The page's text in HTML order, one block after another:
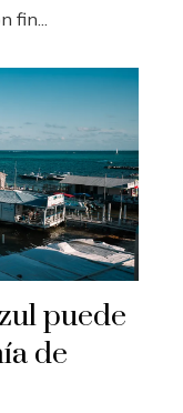
puede
de